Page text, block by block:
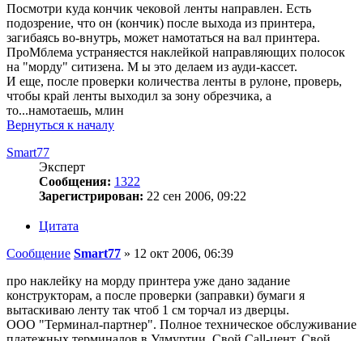
Посмотри куда кончик чековой ленты направлен. Есть
подозрение, что он (кончик) после выхода из принтера,
загибаясь во-внутрь, может намотаться на вал принтера.
ПроМблема устраняестся наклейкой направляющих полосок
на "морду" ситизена. М ы это делаем из ауди-кассет.
И еще, после проверки количества ленты в рулоне, проверь,
чтобы край ленты выходил за зону обрезчика, а
то...намотаешь, млин
Вернуться к началу
Smart77
Эксперт
Сообщения: 1322
Зарегистрирован: 22 сен 2006, 09:22
Цитата
Сообщение Smart77 » 12 окт 2006, 06:39
про наклейку на морду принтера уже дано задание
конструкторам, а после проверки (заправки) бумаги я
вытаскиваю ленту так чтоб 1 см торчал из дверцы.
ООО "Терминал-партнер". Полное техническое обслуживание